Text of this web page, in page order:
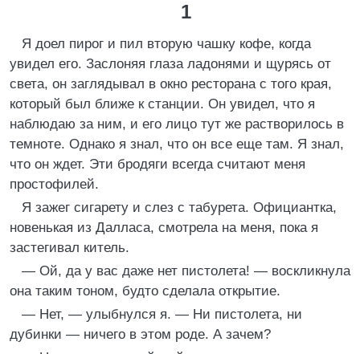
1
Я доел пирог и пил вторую чашку кофе, когда
увидел его. Заслоняя глаза ладонями и щурясь от
света, он заглядывал в окно ресторана с того края,
который был ближе к станции. Он увидел, что я
наблюдаю за ним, и его лицо тут же растворилось в
темноте. Однако я знал, что он все еще там. Я знал,
что он ждет. Эти бродяги всегда считают меня
простофилей.
Я зажег сигарету и слез с табурета. Официантка,
новенькая из Далласа, смотрела на меня, пока я
застегивал китель.
— Ой, да у вас даже нет пистолета! — воскликнула
она таким тоном, будто сделала открытие.
— Нет, — улыбнулся я. — Ни пистолета, ни
дубинки — ничего в этом роде. А зачем?